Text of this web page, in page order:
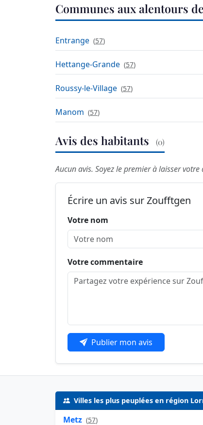
Communes aux alentours
Entrange (57)
Hettange-Grande (57)
Roussy-le-Village (57)
Manom (57)
Avis des habitants (0)
Aucun avis. Soyez le premier à laisser
Écrire un avis sur Zoufftgen
Votre nom
Votre commentaire
Publier mon avis
Villes les plus peuplées en région
Metz (57)